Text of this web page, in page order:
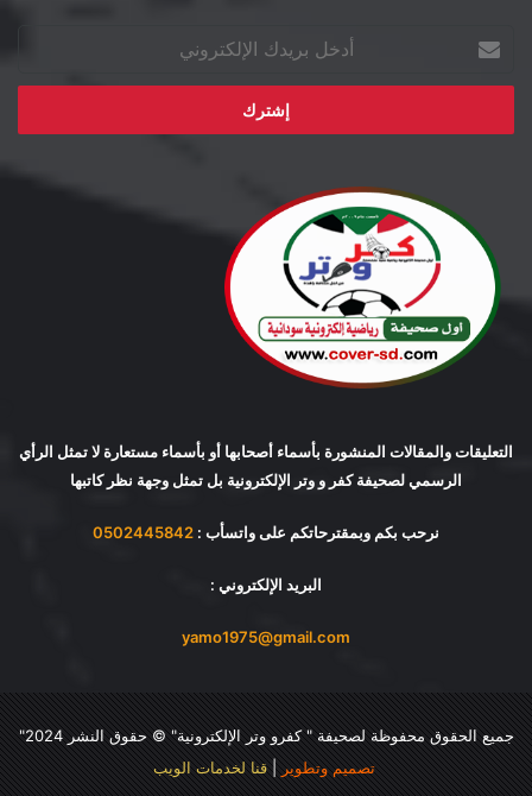
بريدك
الإلكتروني
التعليقات والمقالات المنشورة بأسماء أصحابها أو بأسماء مستعارة لا تمثل الرأي
الرسمي لصحيفة كفر و وتر الإلكترونية بل تمثل وجهة نظر كاتبها
نرحب بكم وبمقترحاتكم على واتسأب : 0502445842
البريد الإلكتروني :
yamo1975@gmail.com
جميع الحقوق محفوظة لصحيفة "كفرو وتر الإلكترونية" © حقوق النشر 2024"
تصميم وتطوير
|قنا لخدمات الويب